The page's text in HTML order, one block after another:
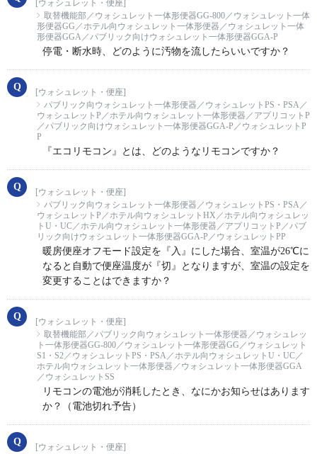
[ウォシュレット・便座]
取替機能部／ウォシュレット一体形便器GG-800／ウォシュレット一体
形便器GG／ホテル向ウォシュレット一体形便器／ウォシュレット一体
形便器GGA／パブリック向けウォシュレット一体形便器GGA-P
停電・断水時、どのように汚物を流したらいいですか？
[ウォシュレット・便座]
パブリック向ウォシュレット一体形便器／ウォシュレットPS・PSA／
ウォシュレットP／ホテル向ウォシュレット一体形便器／アプリコットP
／パブリック向けウォシュレット一体形便器GGA-P／ウォシュレットP
P
『エコリモコン』とは、どのようなリモコンですか？
[ウォシュレット・便座]
パブリック向ウォシュレット一体形便器／ウォシュレットPS・PSA／
ウォシュレットP／ホテル向ウォシュレットHX／ホテル向ウォシュレッ
トU・UC／ホテル向ウォシュレット一体形便器／アプリコットP／パブ
リック向けウォシュレット一体形便器GGA-P／ウォシュレットPP
暖房便座オフモード設定を『入』にした場合、室温が26℃に
なると自動で便座温度が『切』となりますが、室温の設定を
変更することはできますか？
[ウォシュレット・便座]
取替機能部／パブリック向ウォシュレット一体形便器／ウォシュレッ
ト一体形便器GG-800／ウォシュレット一体形便器GG／ウォシュレット
S1・S2／ウォシュレットPS・PSA／ホテル向ウォシュレットU・UC／
ホテル向ウォシュレット一体形便器／ウォシュレット一体形便器GGA
／ウォシュレットSS
リモコンの電池が消耗したとき、なにかお知らせはあります
か？（電池切れ予告）
[ウォシュレット・便座]